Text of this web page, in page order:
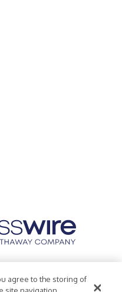
Statement
agree to the storing of